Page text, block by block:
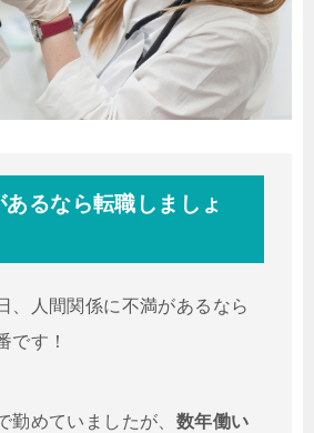
るなら転職しましょ
、人間関係に不満があるなら
です！
勤めていましたが、 数年働い